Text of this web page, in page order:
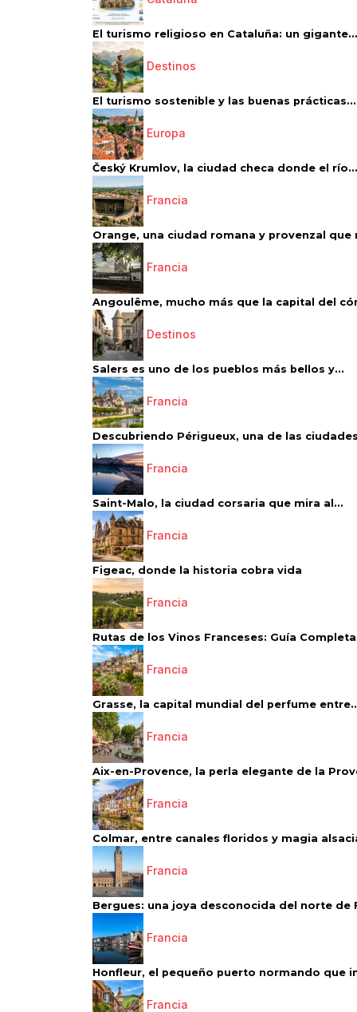
El turismo religioso en Cataluña: un gigante...
Destinos
El turismo sostenible y las buenas prácticas...
Europa
Český Krumlov, la ciudad checa donde el río...
Francia
Orange, una ciudad romana y provenzal que
Francia
Angoulême, mucho más que la capital del
Destinos
Salers es uno de los pueblos más bellos y...
Francia
Descubriendo Périgueux, una de las
Francia
Saint-Malo, la ciudad corsaria que mira al...
Francia
Figeac, donde la historia cobra vida
Francia
Rutas de los Vinos Franceses: Guía
Francia
Grasse, la capital mundial del perfume
Francia
Aix-en-Provence, la perla elegante de la
Francia
Colmar, entre canales floridos y magia
Francia
Bergues: una joya desconocida del norte de
Francia
Honfleur, el pequeño puerto normando que
Francia